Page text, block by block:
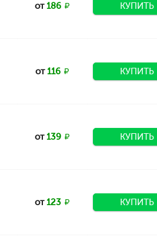
от186 КУПИТЬ
от116 КУПИТЬ
от139 КУПИТЬ
от123 КУПИТЬ